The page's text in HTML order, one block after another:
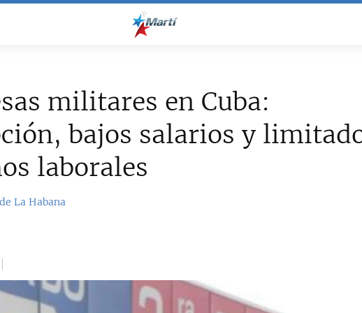
militares en Cuba:
bajos salarios y
laborales
La Habana